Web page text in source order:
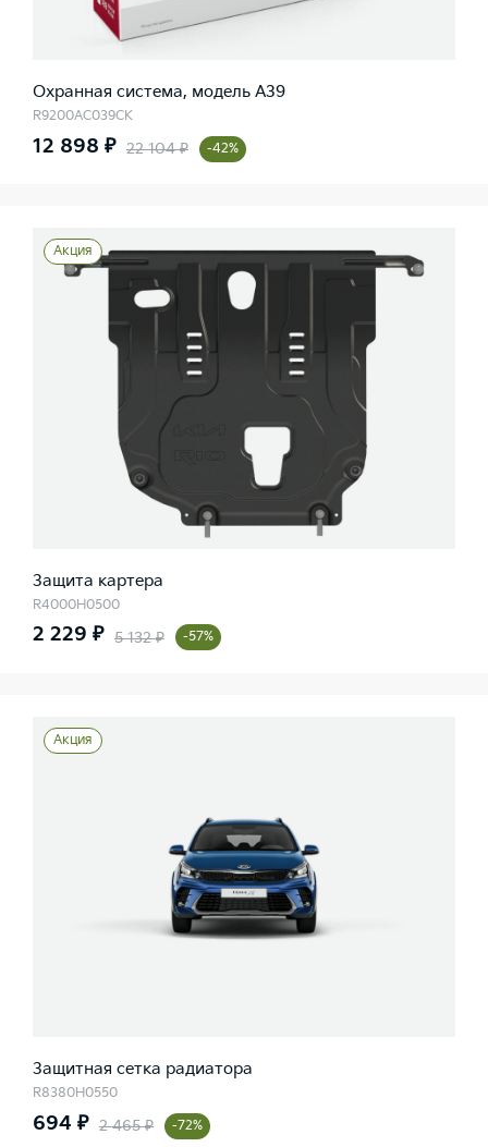
Охранная система, модель A39
R9200AC039CK
12 898 ₽ 22 104 ₽ -42%
Акция
Защита картера
R4000H0500
2 229 ₽ 5 132 ₽ -57%
Акция
Защитная сетка радиатора
R8380H0550
694 ₽ 2 465 ₽ -72%